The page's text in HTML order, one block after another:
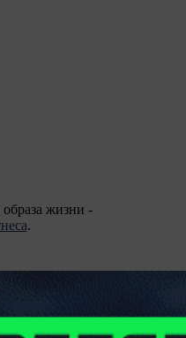
образа жизни -
.
в курсе последних